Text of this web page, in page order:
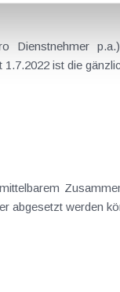
Dienstnehmer
ist die
abgesetzt werden